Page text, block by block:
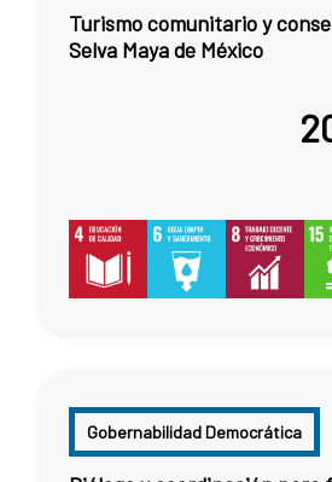
Turismo comunitario y
Selva Maya de México
Gobernabilidad Democrática